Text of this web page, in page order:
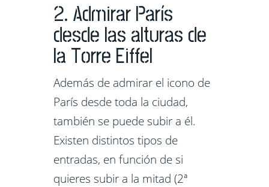
2. Admirar París
desde las alturas de
la Torre Eiffel
Además de admirar el icono de
París desde toda la ciudad,
también se puede subir a él.
Existen distintos tipos de
entradas, en función de si
quieres subir a la mitad (2ª